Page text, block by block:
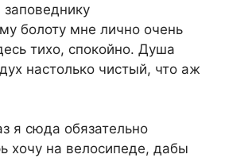
заповеднику
болоту мне лично очень
тихо, спокойно. Душа
настолько чистый, что аж
я сюда обязательно
хочу на велосипеде, дабы